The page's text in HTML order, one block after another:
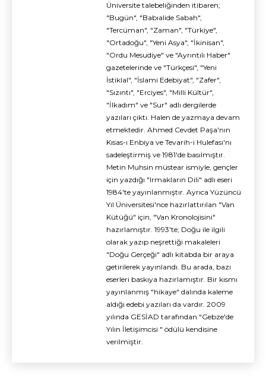
Üniversite talebeliğinden itibaren;
"Bugün", "Babıalide Sabah",
"Tercüman", "Zaman", "Türkiye",
"Ortadoğu", "Yeni Asya", "İkinisan",
"Ordu Mesudiye" ve "Ayrıntılı Haber"
gazetelerinde ve "Türkçesi", "Yeni
İstiklal", "İslami Edebiyat", "Zafer",
"Sızıntı", "Erciyes", "Milli Kültür",
"İlkadım" ve "Sur" adlı dergilerde
yazıları çıktı. Halen de yazmaya devam
etmektedir. Ahmed Cevdet Paşa'nın
Kısas-ı Enbiya ve Tevarih-i Hulefası'nı
sadeleştirmiş ve 1981'de basılmıştır.
Metin Muhsin müstear ismiyle, gençler
için yazdığı "Irmakların Dili" adlı eseri
1984'te yayınlanmıştır. Ayrıca Yüzüncü
Yıl Üniversitesi'nce hazırlattırılan "Van
Kütüğü" için, "Van Kronolojisini"
hazırlamıştır. 1993'te; Doğu ile ilgili
olarak yazıp neşrettiği makaleleri
"Doğu Gerçeği" adlı kitabda bir araya
getirilerek yayınlandı. Bu arada, bazı
eserleri baskıya hazırlamıştır. Bir kısmı
yayınlanmış "hikaye" dalında kaleme
aldığı edebi yazıları da vardır. 2009
yılında GESİAD tarafından "Gebze'de
Yılın İletişimcisi " ödülü kendisine
verilmiştir.